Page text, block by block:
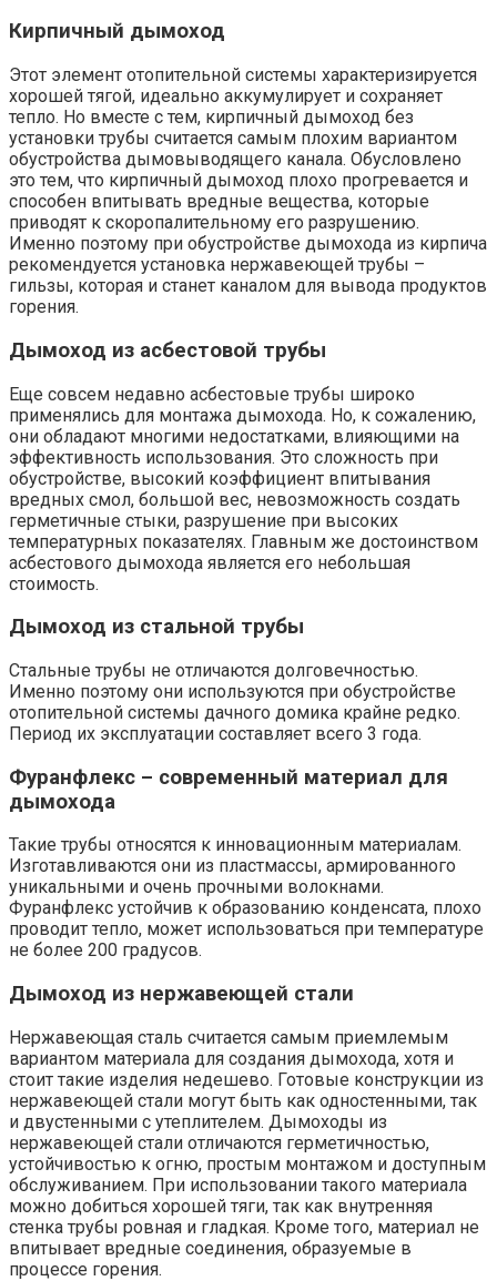
Кирпичный дымоход
Этот элемент отопительной системы характеризируется
хорошей тягой, идеально аккумулирует и сохраняет
тепло. Но вместе с тем, кирпичный дымоход без
установки трубы считается самым плохим вариантом
обустройства дымовыводящего канала. Обусловлено
это тем, что кирпичный дымоход плохо прогревается и
способен впитывать вредные вещества, которые
приводят к скоропалительному его разрушению.
Именно поэтому при обустройстве дымохода из кирпича
рекомендуется установка нержавеющей трубы –
гильзы, которая и станет каналом для вывода продуктов
горения.
Дымоход из асбестовой трубы
Еще совсем недавно асбестовые трубы широко
применялись для монтажа дымохода. Но, к сожалению,
они обладают многими недостатками, влияющими на
эффективность использования. Это сложность при
обустройстве, высокий коэффициент впитывания
вредных смол, большой вес, невозможность создать
герметичные стыки, разрушение при высоких
температурных показателях. Главным же достоинством
асбестового дымохода является его небольшая
стоимость.
Дымоход из стальной трубы
Стальные трубы не отличаются долговечностью.
Именно поэтому они используются при обустройстве
отопительной системы дачного домика крайне редко.
Период их эксплуатации составляет всего 3 года.
Фуранфлекс – современный материал для
дымохода
Такие трубы относятся к инновационным материалам.
Изготавливаются они из пластмассы, армированного
уникальными и очень прочными волокнами.
Фуранфлекс устойчив к образованию конденсата, плохо
проводит тепло, может использоваться при температуре
не более 200 градусов.
Дымоход из нержавеющей стали
Нержавеющая сталь считается самым приемлемым
вариантом материала для создания дымохода, хотя и
стоит такие изделия недешево. Готовые конструкции из
нержавеющей стали могут быть как одностенными, так
и двустенными с утеплителем. Дымоходы из
нержавеющей стали отличаются герметичностью,
устойчивостью к огню, простым монтажом и доступным
обслуживанием. При использовании такого материала
можно добиться хорошей тяги, так как внутренняя
стенка трубы ровная и гладкая. Кроме того, материал не
впитывает вредные соединения, образуемые в
процессе горения.